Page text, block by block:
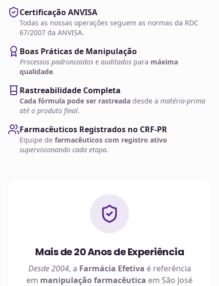
Certificação ANVISA
Todas as nossas operações seguem as normas da RDC
67/2007 da ANVISA.
Boas Práticas de Manipulação
Processos padronizados e auditados para máxima
qualidade.
Rastreabilidade Completa
Cada fórmula pode ser rastreada desde a matéria-prima
até o produto final.
Farmacêuticos Registrados no CRF-PR
Equipe de farmacêuticos com registro ativo
supervisionando cada etapa.
Mais de 20 Anos de Experiência
Desde 2004, a Farmácia Efetiva é referência
em manipulação farmacêutica em São José